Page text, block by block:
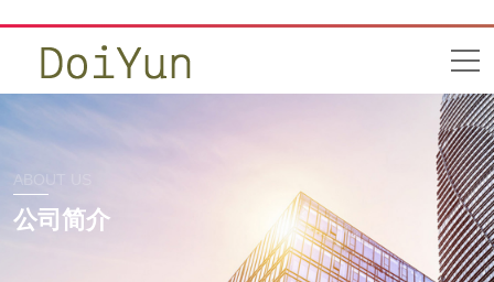
ABOUT US
公司简介